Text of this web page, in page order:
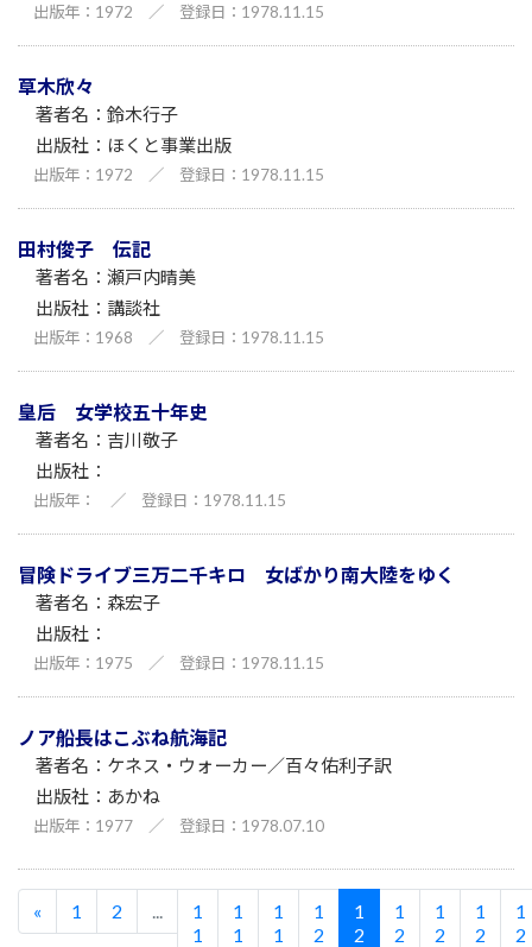
1972 ／ 1978.11.15
草木欣々
鈴木行子
ほくと事業出版
1972 ／ 1978.11.15
田村俊子 伝記
瀬戸内晴美
講談社
1968 ／ 1978.11.15
皇后 女学校五十年史
吉川敬子
／ 1978.11.15
冒険ドライブ三万二千キロ 女ばかり南大陸をゆく
森宏子
1975 ／ 1978.11.15
ノア船長はこぶね航海記
ケネス・ウォーカー／百々佑利子訳
あかね
1977 ／ 1978.07.10
« 1 2
1
1
1
1
1
1
1
2
1
2
1
2
1
2
1
2
1
2